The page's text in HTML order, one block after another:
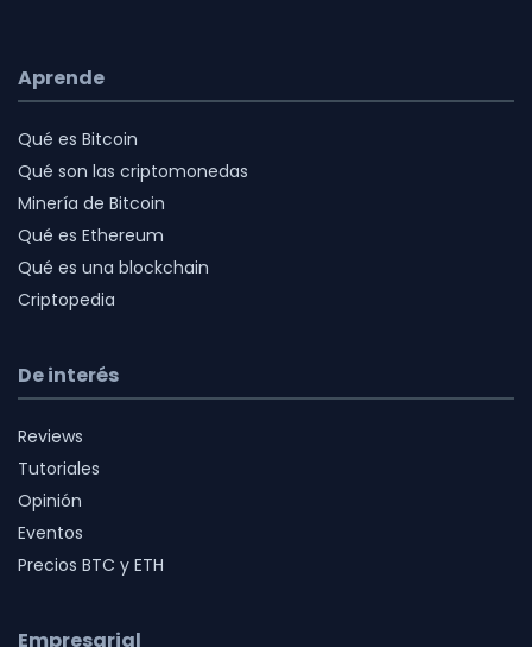
Aprende
Qué es Bitcoin
Qué son las criptomonedas
Minería de Bitcoin
Qué es Ethereum
Qué es una blockchain
Criptopedia
De interés
Reviews
Tutoriales
Opinión
Eventos
Precios BTC y ETH
Empresarial